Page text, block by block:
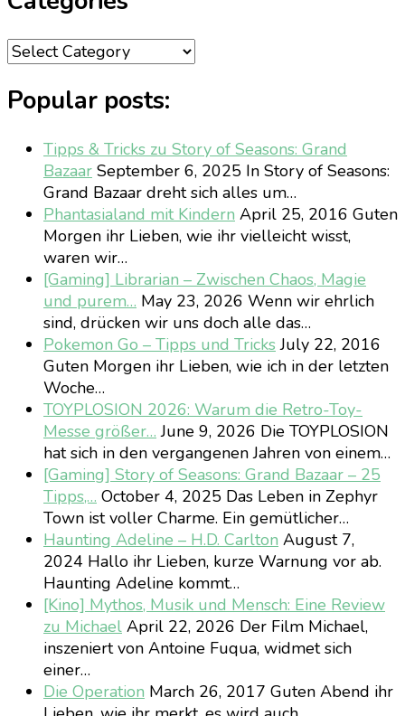
Categories
Popular posts:
Tipps & Tricks zu Story of Seasons: Grand
Bazaar September 6, 2025 In Story of Seasons:
Grand Bazaar dreht sich alles um…
Phantasialand mit Kindern April 25, 2016 Guten
Morgen ihr Lieben, wie ihr vielleicht wisst,
waren wir…
[Gaming] Librarian – Zwischen Chaos, Magie
und purem… May 23, 2026 Wenn wir ehrlich
sind, drücken wir uns doch alle das…
Pokemon Go – Tipps und TricksJuly 22, 2016
Guten Morgen ihr Lieben, wie ich in der letzten
Woche…
TOYPLOSION 2026: Warum die Retro-Toy-
Messe größer… June 9, 2026 Die TOYPLOSION
hat sich in den vergangenen Jahren von einem…
[Gaming] Story of Seasons: Grand Bazaar – 25
Tipps,… October 4, 2025 Das Leben in Zephyr
Town ist voller Charme. Ein gemütlicher…
Haunting Adeline – H.D. Carlton August 7,
2024 Hallo ihr Lieben, kurze Warnung vor ab.
Haunting Adeline kommt…
[Kino] Mythos, Musik und Mensch: Eine Review
zu Michael April 22, 2026 Der Film Michael,
inszeniert von Antoine Fuqua, widmet sich
einer…
Die Operation March 26, 2017 Guten Abend ihr